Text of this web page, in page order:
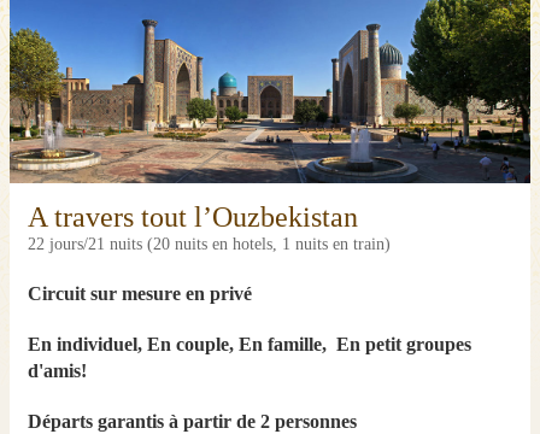
A travers tout l’Ouzbekistan
22 jours/21 nuits (20 nuits en hotels, 1 nuits en train)
Circuit sur mesure en privé
En individuel, En couple, En famille, En petit groupes
d'amis!
Départs garantis à partir de 2 personnes